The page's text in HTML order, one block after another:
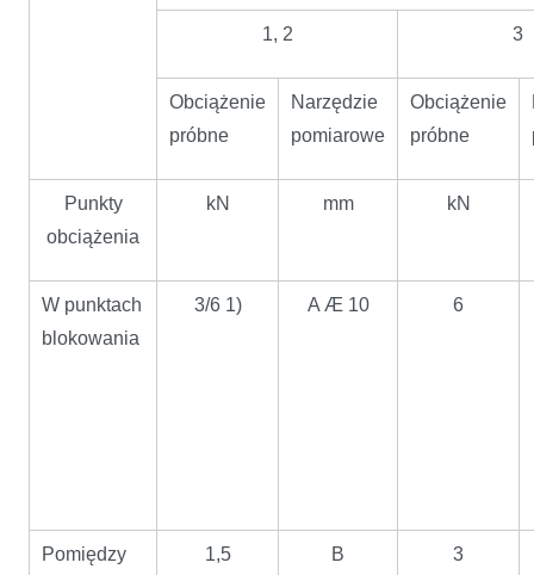
1, 2 3
Obciążenie
próbne
Narzędzie
pomiarowe
Obciążenie
próbne
Punkty
obciążenia
kN mm kN
W punktach
blokowania
3/6 1) A Æ 10 6
Pomiędzy
1,5 B 3